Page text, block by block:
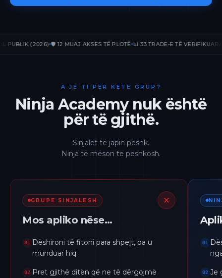
(2026) 🛡️ 12 MUAJ AKSES TË PLOTË 📊 33 TRADE-E TË VERIFIKUARA 📈
A JE TI PËR KËTË GRUP?
Ninja Academy nuk është
për të gjithë.
Sinjalet të japin peshk.
Ninja të mëson të peshkosh.
GRUPE SINJALESH
Mos apliko nëse…
01
Dëshironi të fitoni para shpejt, pa u
munduar hiq.
02
Pret gjithë ditën që ne të dërgojmë
01
02 Je